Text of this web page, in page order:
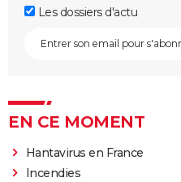
Les dossiers d'actu
EN CE MOMENT
Hantavirus en France
Incendies